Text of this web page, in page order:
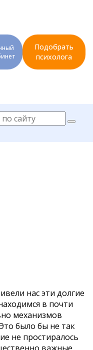
Подобрать
психолога
нас эти долгие
в почти
механизмов
было бы не так
не простиралось